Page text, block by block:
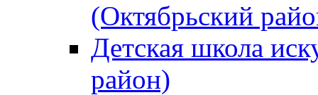
(Октябрьский
Детская школа
район)